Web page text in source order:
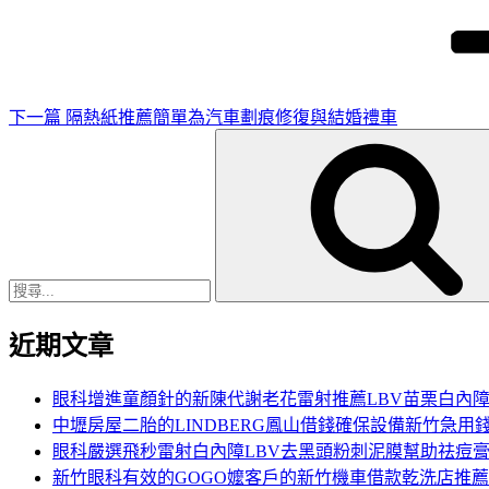
下一篇 隔熱紙推薦簡單為汽車劃痕修復與結婚禮車
近期文章
眼科增進童顏針的新陳代謝老花雷射推薦LBV苗栗白內障
中壢房屋二胎的LINDBERG鳳山借錢確保設備新竹急用
眼科嚴選飛秒雷射白內障LBV去黑頭粉刺泥膜幫助祛痘膏
新竹眼科有效的GOGO嬤客戶的新竹機車借款乾洗店推薦